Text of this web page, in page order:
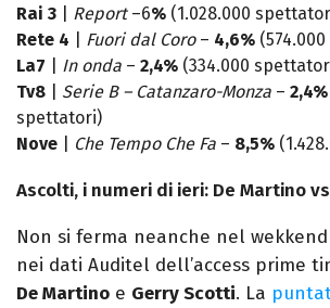
Rai 3
Report–6% (1.028.000
Rete 4
Fuori dal Coro– 4,6%
La7
In onda – 2,4% (334.000
Tv8
Serie B – Catanzaro-Monza – 2,4%
spettatori)
Nove
Che Tempo Che Fa – 8,5%
Ascolti, i numeri di ieri: De Martino
Non si ferma neanche nel
nei dati Auditel dell’access prime
De Martino e Gerry Scotti. La